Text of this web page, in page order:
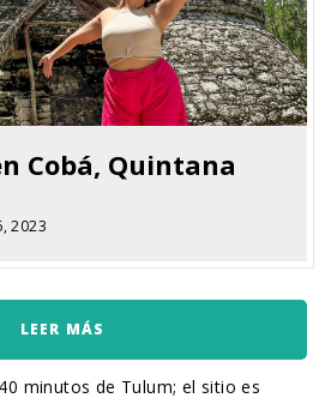
Cobá, Quintana
2023
LEER MÁS
minutos de Tulum; el sitio es